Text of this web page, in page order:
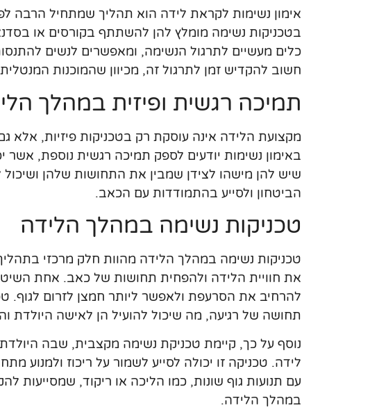
אימון נשימות לקראת לידה הוא תהליך שמתחיל הרבה
בטכניקות נשימה מומלץ להן להשתתף בקורסים או
כלים מעשיים לתרגול הנשימה, ומאפשרים לנשים
חשוב להקדיש זמן לתרגול זה, מכיוון שהמוכנות
תמיכה רגשית ופיזית במהלך
מקצועת הלידה אינה עוסקת רק בטכניקות פיזיות, אלא
באימון נשימות יודעים לספק תמיכה רגשית נוספת, אשר
שיש להן מישהו לצידן שמבין את התחושות שלהן
הביטחון ולסייע בהתמודדות עם הכאב.
טכניקות נשימה במהלך הלידה
טכניקות נשימה במהלך הלידה מהוות חלק מרכזי
את חוויית הלידה ולהפחית תחושות של כאב. אחת
להרחיב את הסרעפת ולאפשר ליותר חמצן לזרום לגוף.
תחושה של רגיעה, מה שיכול להועיל הן לאישה היולדת
נוסף על כך, קיימת טכניקת נשימה מקצבית, שבה
לידה. טכניקה זו יכולה לסייע לשמור על ריכוז ולמנוע
עם תנועות גוף שונות, כמו הליכה או ריקוד, שמסייעות
במהלך הלידה.